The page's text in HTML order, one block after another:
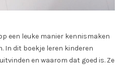
een leuke manier kennismaken
In dit boekje leren kinderen
en waarom dat goed is. Ze